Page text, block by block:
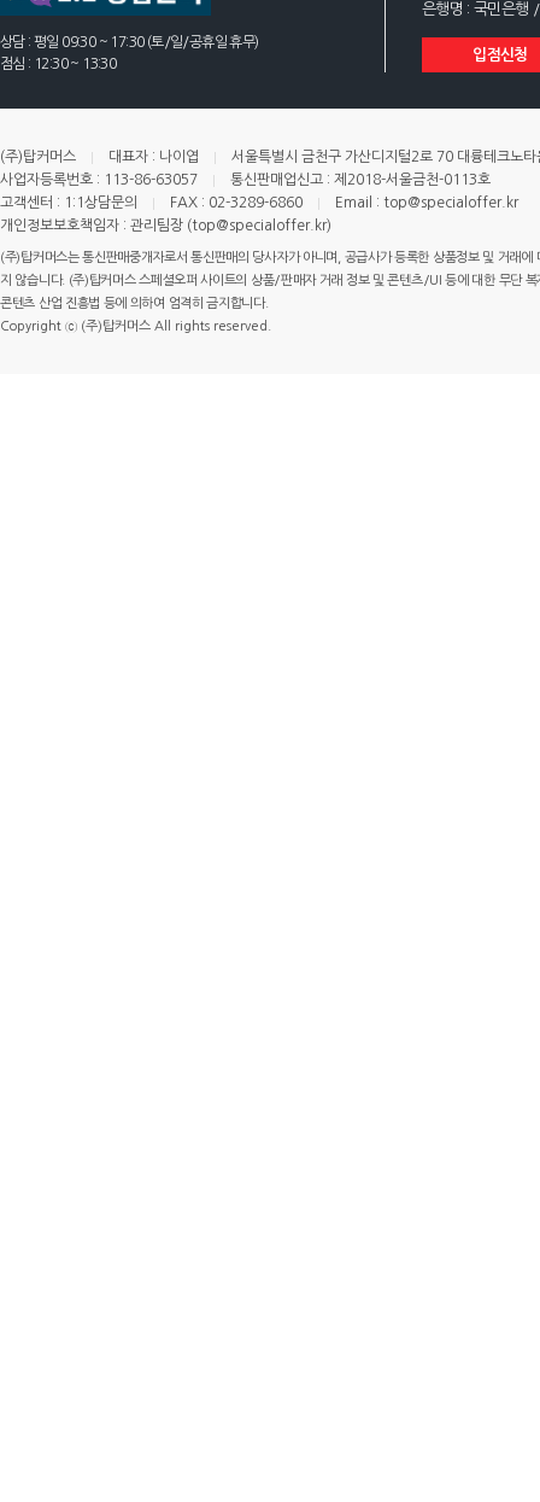
상담 : 평일 09:30 ~ 17:30 (토/일/공휴일 휴무)
점심 : 12:30 ~ 13:30
은행명 : 국민은행
입점신청
(주)탑커머스 대표자 : 나이엽
서울특별시 금천구 가산디지털2로 70 대륭테크노
사업자등록번호 : 113-86-63057
통신판매업신고 : 제2018-서울금천-0113호
고객센터 : 1:1상담문의
FAX : 02-3289-6860
Email : top@specialoffer.kr
개인정보보호책임자 : 관리팀장 (top@specialoffer.kr)
(주)탑커머스는 통신판매중개자로서 통신판매의 당사자가 아니며, 공급사가 등록한 상품정보 및 거래
지 않습니다. (주)탑커머스 스페셜오퍼 사이트의 상품/판매자 거래 정보 및 콘텐츠/UI 등에 대한 무단
콘텐츠 산업 진흥법 등에 의하여 엄격히 금지합니다.
Copyright ⓒ (주)탑커머스 All rights reserved.